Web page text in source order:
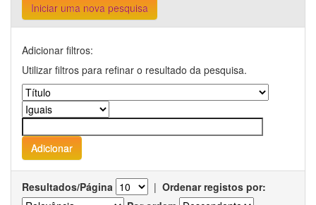
Iniciar uma nova pesquisa
Adicionar filtros:
Utilizar filtros para refinar o resultado da pesquisa.
Resultados/Página | Ordenar registos por: